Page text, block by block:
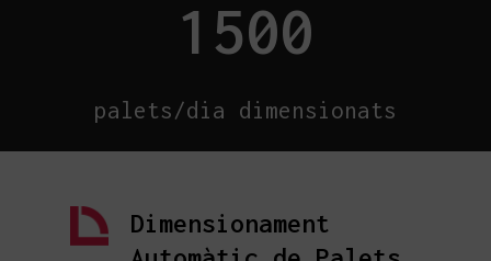
1500
palets/dia dimensionats
Dimensionament